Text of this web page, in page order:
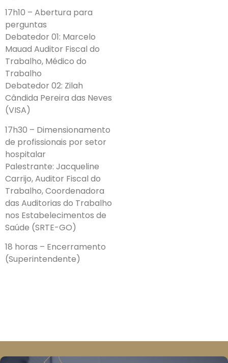
17h10 – Abertura para
perguntas
Debatedor 01: Marcelo
Mauad Auditor Fiscal do
Trabalho, Médico do
Trabalho
Debatedor 02: Zilah
Cândida Pereira das Neves
(VISA)
17h30 – Dimensionamento
de profissionais por setor
hospitalar
Palestrante: Jacqueline
Carrijo, Auditor Fiscal do
Trabalho, Coordenadora
das Auditorias do Trabalho
nos Estabelecimentos de
Saúde (SRTE-GO)
18 horas – Encerramento
(Superintendente)